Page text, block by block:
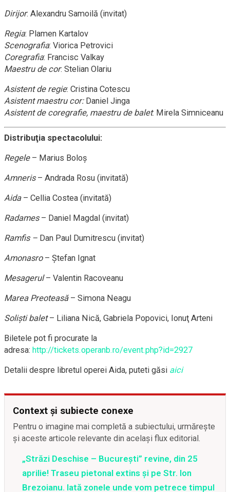
Dirijor: Alexandru Samoilă (invitat)
Regia: Plamen Kartalov
Scenografia: Viorica Petrovici
Coregrafia: Francisc Valkay
Maestru de cor: Stelian Olariu
Asistent de regie: Cristina Cotescu
Asistent maestru cor:Daniel Jinga
Asistent de coregrafie, maestru de balet: Mirela Simniceanu
Distribuţia spectacolului:
Regele– Marius Boloş
Amneris– Andrada Rosu (invitată)
Aida – Cellia Costea (invitată)
Radames– Daniel Magdal (invitat)
Ramfis – Dan Paul Dumitrescu (invitat)
Amonasro– Ştefan Ignat
Mesagerul– Valentin Racoveanu
Marea Preoteasă– Simona Neagu
Solişti balet– Liliana Nică, Gabriela Popovici, Ionuţ Arteni
Biletele pot fi procurate la
adresa: http://tickets.operanb.ro/event.php?id=2927
Detalii despre libretul operei Aida, puteti găsi aici
Context și subiecte conexe
Pentru o imagine mai completă a subiectului, urmărește
și aceste articole relevante din același flux editorial.
„Străzi Deschise – București” revine, din 25
aprilie! Traseu pietonal extins și pe Str. Ion
Brezoianu. Iată zonele unde vom petrece timpul